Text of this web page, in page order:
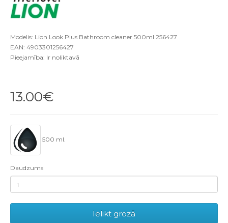
Modelis: Lion Look Plus Bathroom cleaner 500ml 256427
EAN: 4903301256427
Pieejamība: Ir noliktavā
13.00€
500 ml.
Daudzums
Ielikt grozā